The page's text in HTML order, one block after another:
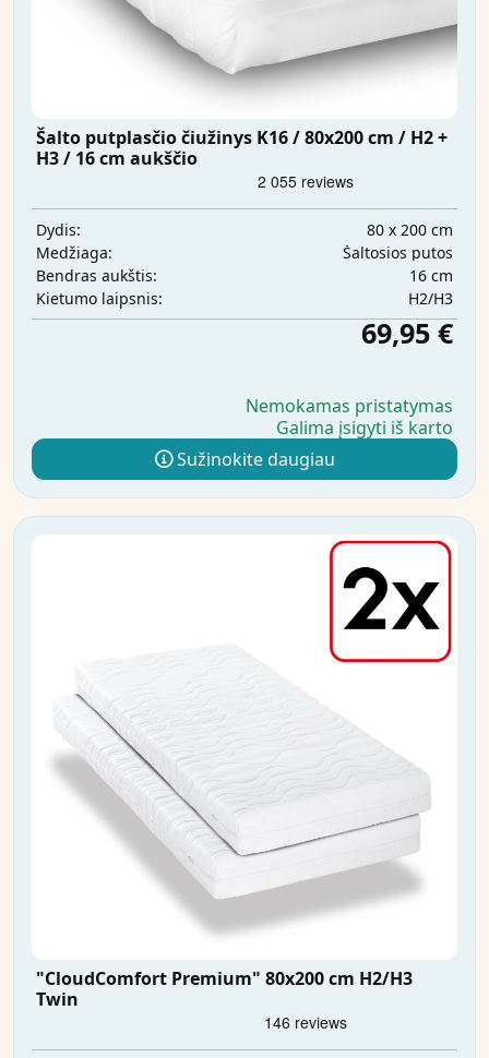
Šalto putplasčio čiužinys K16 / 80x200 cm / H2 +
H3 / 16 cm aukščio
Dydis:
80 x 200 cm
Medžiaga:
Šaltosios putos
Bendras aukštis:
16 cm
Kietumo laipsnis:
H2/H3
69,95 €
Nemokamas pristatymas
Galima įsigyti iš karto
Sužinokite daugiau
"CloudComfort Premium" 80x200 cm H2/H3
Twin